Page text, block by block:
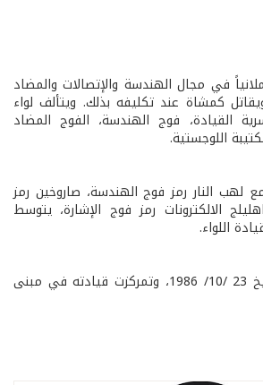
في مجال الهندسة والإتصالات والمضاد
كمشاة عند تكليفه بذلك. ويتألف لواء
القيادة، فوج الهندسة، الفوج المضاد
اللوجستية.
لهب النار رمز فوج الهندسة، صاروخين رمز
الالكترونات رمز فوج الإشارة، يتوسط
اللواء.
أُنشئ لواء الدعم بتاريخ 23 /10/ 1986، وتمركزت قيادته في مبنى